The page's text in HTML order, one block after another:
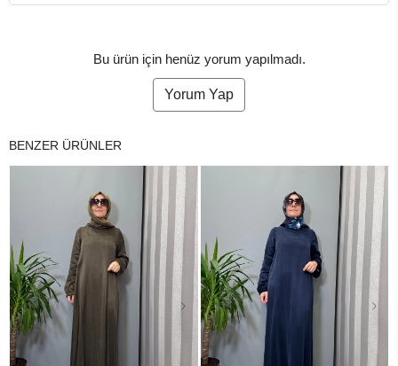
Bu ürün için henüz yorum yapılmadı.
Yorum Yap
BENZER ÜRÜNLER